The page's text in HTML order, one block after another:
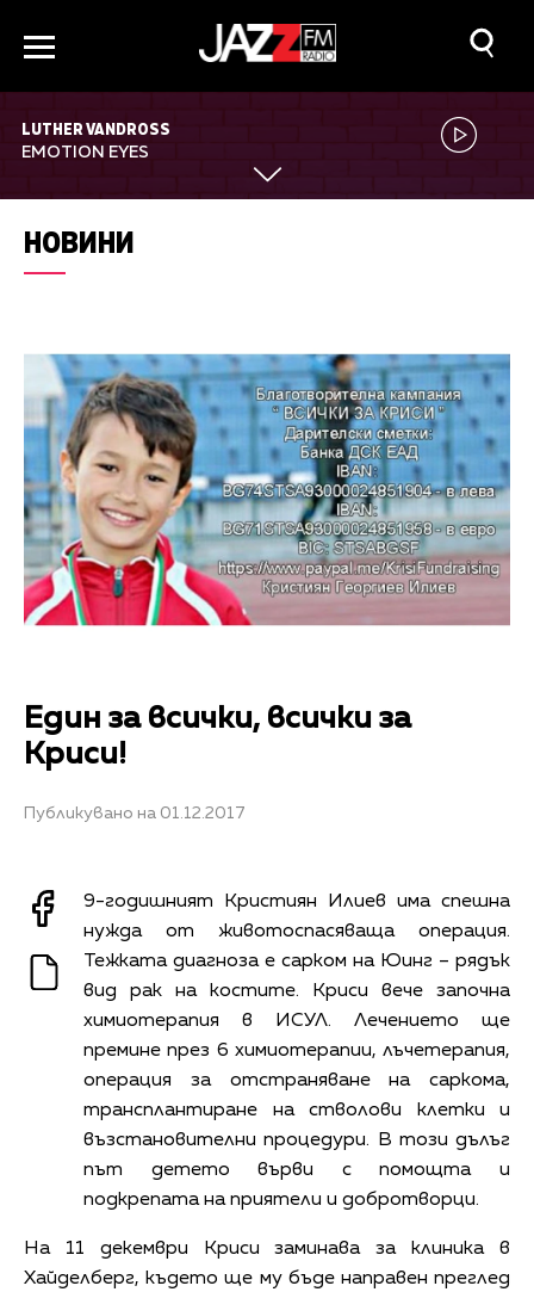
LUTHER VANDROSS
EMOTION EYES
НОВИНИ
Един за всички, всички за
Криси!
Публикувано на 01.12.2017
9-годишният Кристиян Илиев има спешна
нужда от животоспасяваща операция.
Тежката диагноза е сарком на Юинг – рядък
вид рак на костите. Криси вече започна
химиотерапия в ИСУЛ. Лечението ще
премине през 6 химиотерапии, лъчетерапия,
операция за отстраняване на саркома,
трансплантиране на стволови клетки и
възстановителни процедури. В този дълъг
път детето върви с помощта и
подкрепата на приятели и добротворци.
На 11 декември Криси заминава за клиника в
Хайделберг, където ще му бъде направен преглед